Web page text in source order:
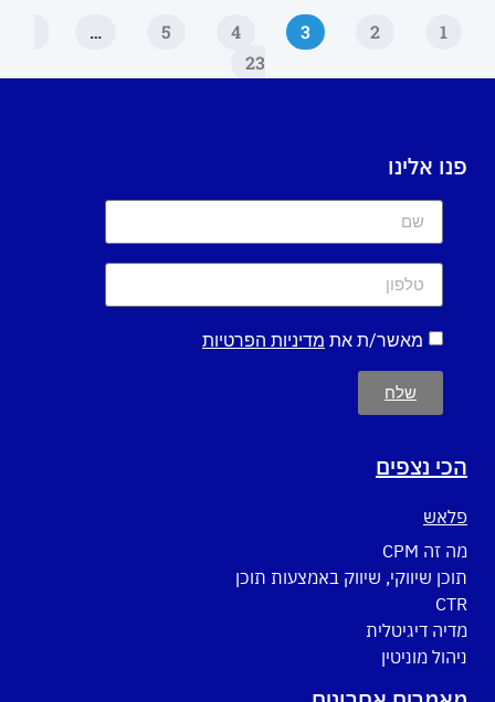
1
2
3
4
5
…
23
פנו אלינו
מאשר/ת את מדיניות הפרטיות
שלח
הכי נצפים
פלאש
מה זה CPM
תוכן שיווקי, שיווק באמצעות תוכן
CTR
מדיה דיגיטלית
ניהול מוניטין